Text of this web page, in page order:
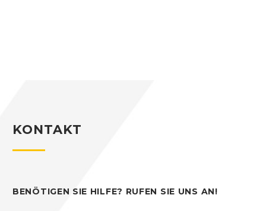
KONTAKT
BENÖTIGEN SIE HILFE? RUFEN SIE UNS AN!